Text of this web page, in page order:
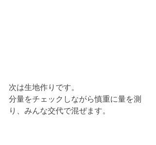
次は生地作りです。
分量をチェックしながら慎重に量を測
り、みんな交代で混ぜます。